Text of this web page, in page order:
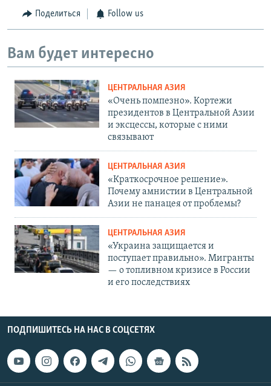
Поделиться Follow us
Вам будет интересно
ЦЕНТРАЛЬНАЯ АЗИЯ
«Очень помпезно». Кортежи
президентов в Центральной Азии
и эксцессы, которые с ними
связывают
ЦЕНТРАЛЬНАЯ АЗИЯ
«Краткосрочное решение».
Почему амнистии в Центральной
Азии не панацея от проблемы?
ЦЕНТРАЛЬНАЯ АЗИЯ
«Украина защищается и
поступает правильно». Мигранты
— о топливном кризисе в России
и его последствиях
ПОДПИШИТЕСЬ НА НАС В СОЦСЕТЯХ